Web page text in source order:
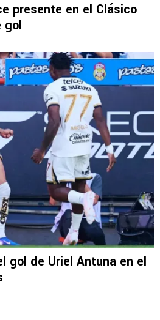
presente en el Clásico
gol
gol de Uriel Antuna en el